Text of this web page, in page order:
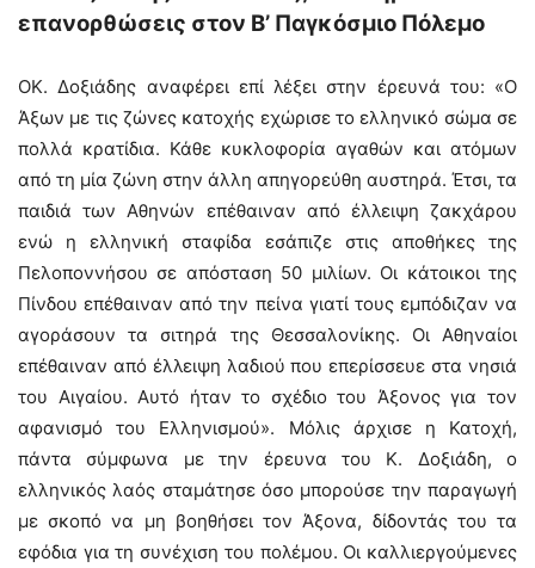
επανορθώσεις στον Β’ Παγκόσμιο Πόλεμο
ΟΚ. Δοξιάδης αναφέρει επί λέξει στην έρευνά του: «Ο
Άξων με τις ζώνες κατοχής εχώρισε το ελληνικό σώμα σε
πολλά κρατίδια. Κάθε κυκλοφορία αγαθών και ατόμων
από τη μία ζώνη στην άλλη απηγορεύθη αυστηρά. Έτσι, τα
παιδιά των Αθηνών επέθαιναν από έλλειψη ζακχάρου
ενώ η ελληνική σταφίδα εσάπιζε στις αποθήκες της
Πελοποννήσου σε απόσταση 50 μιλίων. Οι κάτοικοι της
Πίνδου επέθαιναν από την πείνα γιατί τους εμπόδιζαν να
αγοράσουν τα σιτηρά της Θεσσαλονίκης. Οι Αθηναίοι
επέθαιναν από έλλειψη λαδιού που επερίσσευε στα νησιά
του Αιγαίου. Αυτό ήταν το σχέδιο του Άξονος για τον
αφανισμό του Ελληνισμού». Μόλις άρχισε η Κατοχή,
πάντα σύμφωνα με την έρευνα του Κ. Δοξιάδη, ο
ελληνικός λαός σταμάτησε όσο μπορούσε την παραγωγή
με σκοπό να μη βοηθήσει τον Άξονα, δίδοντάς του τα
εφόδια για τη συνέχιση του πολέμου. Οι καλλιεργούμενες